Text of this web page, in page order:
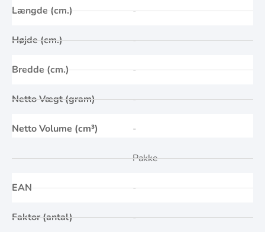
Længde (cm.)
Højde (cm.)
Bredde (cm.)
Netto Vægt (gram)
Netto Volume (cm³)
-
-
-
-
-
EAN
Faktor (antal)
Pakke
-
-